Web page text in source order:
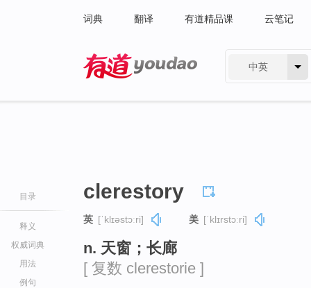
词典 翻译 有道精品课 云笔记
中英
目录
释义
权威词典
用法
例句
clerestory
英 [ˈklɪəstɔːri] 美 [ˈklɪrstɔːri]
n. 天窗；长廊
[ 复数 clerestorie ]